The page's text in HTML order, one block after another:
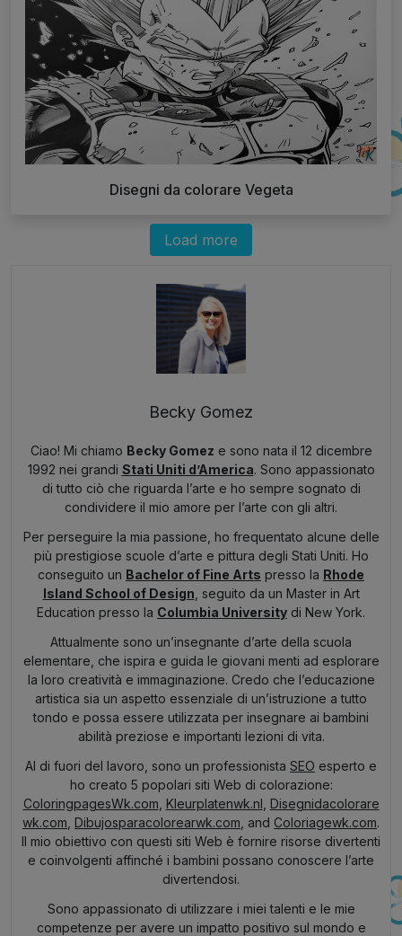
Disegni da colorare Vegeta
Load more
Becky Gomez
Ciao! Mi chiamo Becky Gomez e sono nata il 12 dicembre
1992 nei grandi Stati Uniti d’America. Sono appassionato
di tutto ciò che riguarda l’arte e ho sempre sognato di
condividere il mio amore per l’arte con gli altri.
Per perseguire la mia passione, ho frequentato alcune delle
più prestigiose scuole d’arte e pittura degli Stati Uniti. Ho
conseguito un Bachelor of Fine Arts presso la Rhode
Island School of Design , seguito da un Master in Art
Education presso la Columbia University di New York.
Attualmente sono un’insegnante d’arte della scuola
elementare, che ispira e guida le giovani menti ad esplorare
la loro creatività e immaginazione. Credo che l’educazione
artistica sia un aspetto essenziale di un’istruzione a tutto
tondo e possa essere utilizzata per insegnare ai bambini
abilità preziose e importanti lezioni di vita.
Al di fuori del lavoro, sono un professionista SEO esperto e
ho creato 5 popolari siti Web di colorazione:
ColoringpagesWk.com Kleurplatenwk.nl Disegnidacolorare
wk.com Dibujosparacolorearwk.com , and Coloriagewk.com.
Il mio obiettivo con questi siti Web è fornire risorse divertenti
e coinvolgenti affinché i bambini possano conoscere l’arte
divertendosi.
Sono appassionato di utilizzare i miei talenti e le mie
competenze per avere un impatto positivo sul mondo e